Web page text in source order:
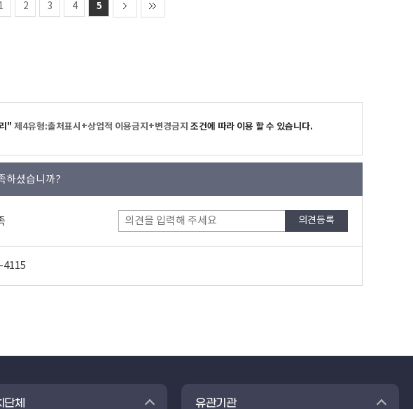
1 2 3 4 5
" 제4유형:출처표시+상업적 이용금지+변경금지 조건에 따라 이용 할 수 있습니다.
하셨습니까?
4115
체 유관기관